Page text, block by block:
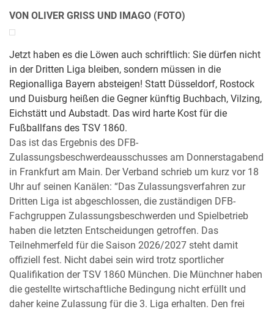
VON OLIVER GRISS UND IMAGO (FOTO)
Jetzt haben es die Löwen auch schriftlich: Sie dürfen nicht
in der Dritten Liga bleiben, sondern müssen in die
Regionalliga Bayern absteigen! Statt Düsseldorf, Rostock
und Duisburg heißen die Gegner künftig Buchbach, Vilzing,
Eichstätt und Aubstadt. Das wird harte Kost für die
Fußballfans des TSV 1860.
Das ist das Ergebnis des DFB-
Zulassungsbeschwerdeausschusses am Donnerstagabend
in Frankfurt am Main. Der Verband schrieb um kurz vor 18
Uhr auf seinen Kanälen: “Das Zulassungsverfahren zur
Dritten Liga ist abgeschlossen, die zuständigen DFB-
Fachgruppen Zulassungsbeschwerden und Spielbetrieb
haben die letzten Entscheidungen getroffen. Das
Teilnehmerfeld für die Saison 2026/2027 steht damit
offiziell fest. Nicht dabei sein wird trotz sportlicher
Qualifikation der TSV 1860 München. Die Münchner haben
die gestellte wirtschaftliche Bedingung nicht erfüllt und
daher keine Zulassung für die 3. Liga erhalten. Den frei